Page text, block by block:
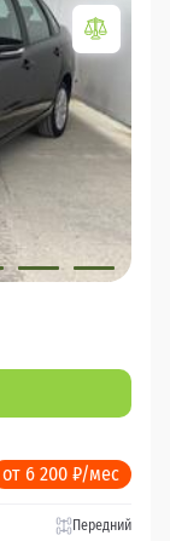
от 6 200 ₽/мес
Передний